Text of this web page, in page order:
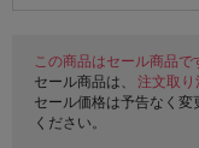
この商品はセール商品で
セール商品は、 注文取
セール価格は予告なく
ください。